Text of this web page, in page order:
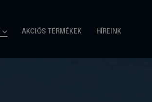
AKCIÓS TERMÉKEK HÍREINK